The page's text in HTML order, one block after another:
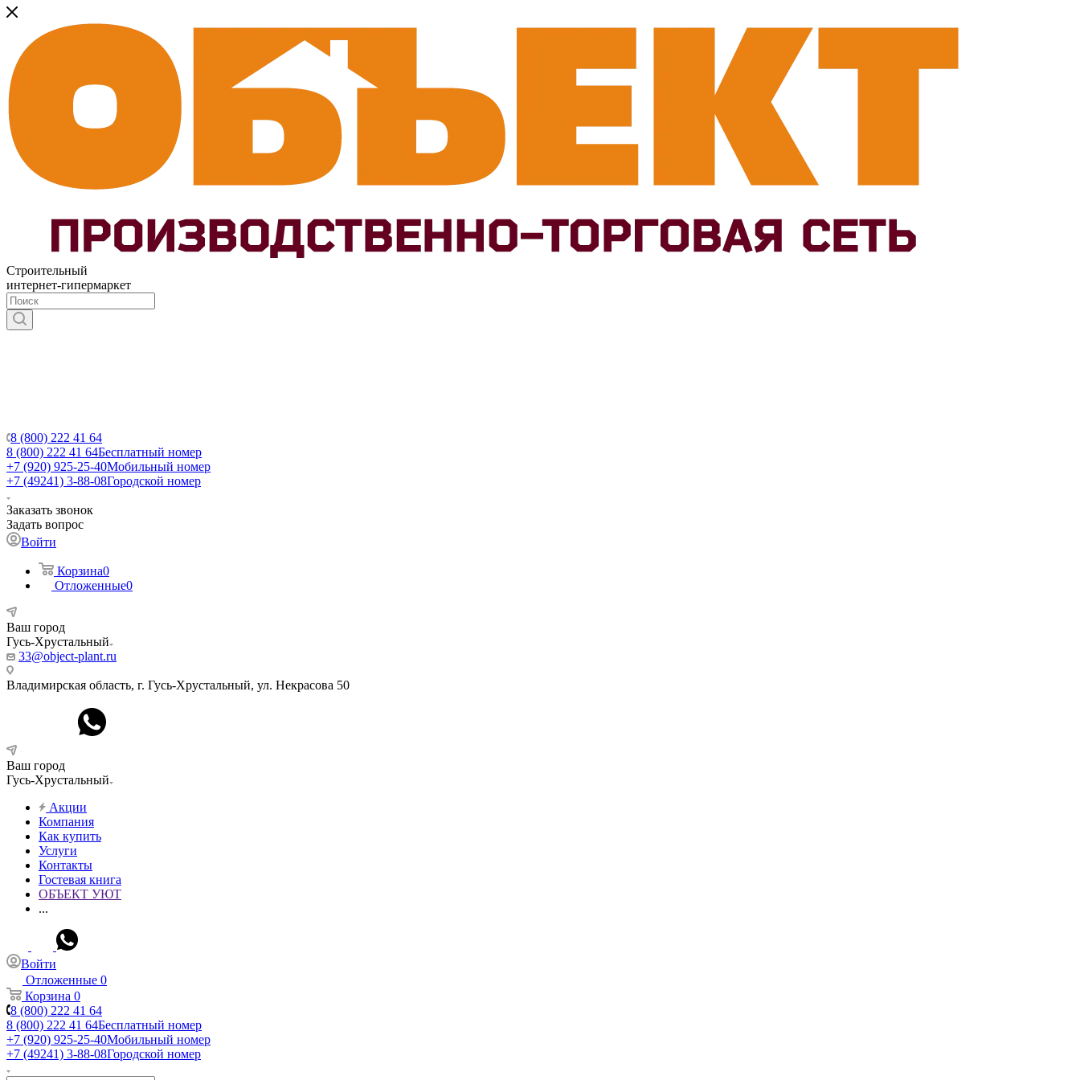
Строительный
интернет-гипермаркет
8 (800) 222 41 64
8 (800) 222 41 64Бесплатный номер
+7 (920) 925-25-40Мобильный номер
+7 (49241) 3-88-08Городской номер
Заказать звонок
Задать вопрос
Войти
Корзина0
Отложенные0
Ваш город
Гусь-Хрустальный
33@object-plant.ru
Владимирская область, г. Гусь-Хрустальный, ул. Некрасова 50
Ваш город
Гусь-Хрустальный
Акции
Компания
Как купить
Услуги
Контакты
Гостевая книга
ОБЪЕКТ УЮТ
...
Войти
Отложенные 0
Корзина 0
8 (800) 222 41 64
8 (800) 222 41 64Бесплатный номер
+7 (920) 925-25-40Мобильный номер
+7 (49241) 3-88-08Городской номер